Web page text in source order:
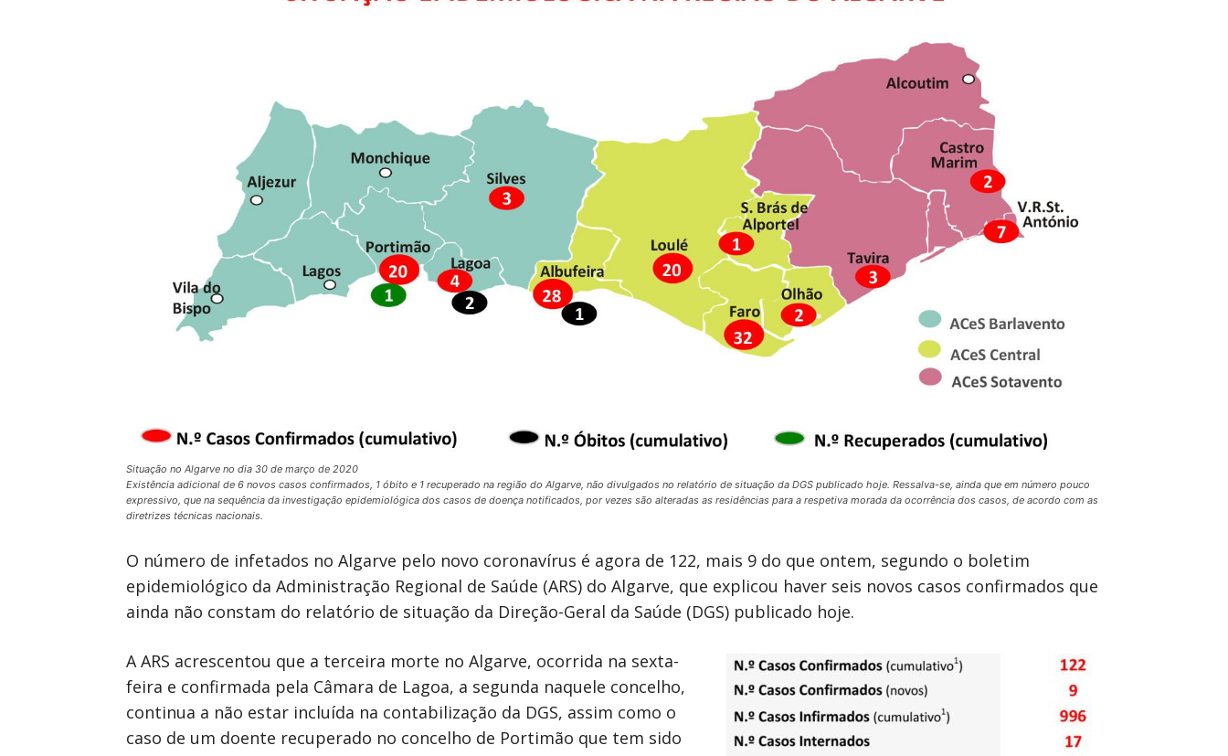
Situação no Algarve no dia 30 de março de 2020
Existência adicional de 6 novos casos confirmados, 1 óbito e 1 recuperado na região do Algarve, não divulgados no relatório de situação da DGS publicado hoje. Ressalva-se, ainda que em número pouco
expressivo, que na sequência da investigação epidemiológica dos casos de doença notificados, por vezes são alteradas as residências para a respetiva morada da ocorrência dos casos, de acordo com as
diretrizes técnicas nacionais.
O número de infetados no Algarve pelo novo coronavírus é agora de 122, mais 9 do que ontem, segundo o boletim
epidemiológico da Administração Regional de Saúde (ARS) do Algarve, que explicou haver seis novos casos confirmados que
ainda não constam do relatório de situação da Direção-Geral da Saúde (DGS) publicado hoje.
A ARS acrescentou que a terceira morte no Algarve, ocorrida na sexta-
feira e confirmada pela Câmara de Lagoa, a segunda naquele concelho,
continua a não estar incluída na contabilização da DGS, assim como o
caso de um doente recuperado no concelho de Portimão que tem sido